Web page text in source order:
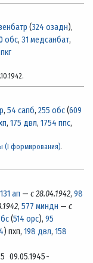
(324 озадн),
обс, 31 медсанбат,
, 54 сапб, 255 обс(609
, 175 двл, 1754 ппс,
(I формирования).
131 ап — с 28.04.1942, 98
, 577 миндн — с
(514 орс), 95
) пхп, 198 двл, 158
09.05.1945-